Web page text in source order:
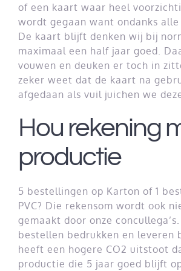
of een kaart waar heel
wordt gegaan want ondanks alle
De kaart blijft denken wij bij
maximaal een half jaar goed.
vouwen en deuken er toch in
zeker weet dat de kaart na
afgedaan als vuil juichen we
Hou rekening
productie
5 bestellingen op Karton of 1
PVC? Die rekensom wordt ook
gemaakt door onze
bestellen bedrukken en leveren
heeft een hogere CO2 uitstoot
productie die 5 jaar goed blijft